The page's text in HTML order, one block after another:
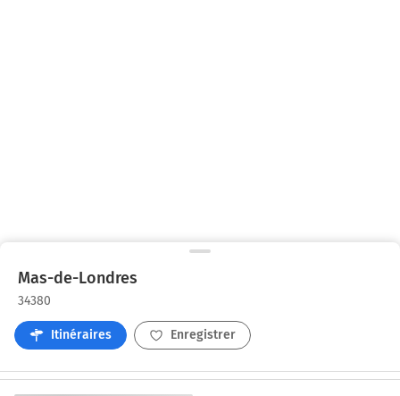
Mas-de-Londres
34380
Itinéraires Enregistrer